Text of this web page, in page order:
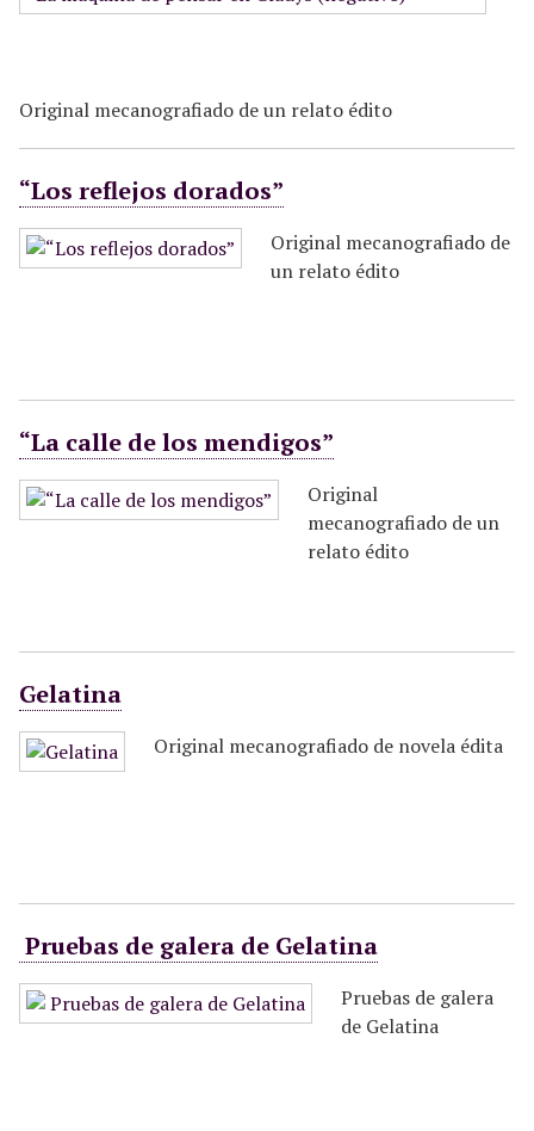
Original mecanografiado de un relato édito
“Los reflejos dorados”
Original mecanografiado de
un relato édito
“La calle de los mendigos”
Original
mecanografiado de un
relato édito
Gelatina
Original mecanografiado de novela édita
Pruebas de galera de Gelatina
Pruebas de galera
de Gelatina